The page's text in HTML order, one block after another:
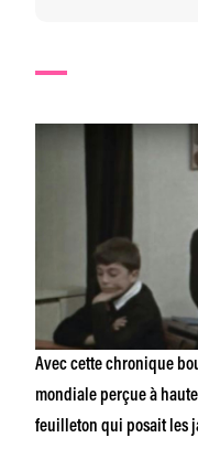
Avec cette chronique
mondiale perçue à
feuilleton qui posait les